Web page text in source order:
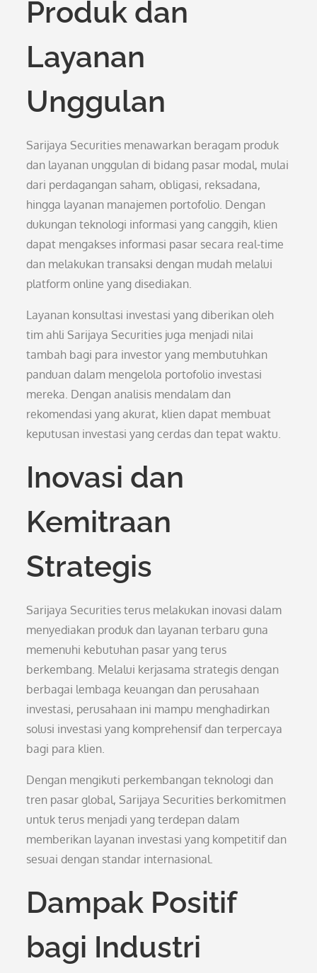
Produk dan
Layanan
Unggulan
Sarijaya Securities menawarkan beragam produk
dan layanan unggulan di bidang pasar modal, mulai
dari perdagangan saham, obligasi, reksadana,
hingga layanan manajemen portofolio. Dengan
dukungan teknologi informasi yang canggih, klien
dapat mengakses informasi pasar secara real-time
dan melakukan transaksi dengan mudah melalui
platform online yang disediakan.
Layanan konsultasi investasi yang diberikan oleh
tim ahli Sarijaya Securities juga menjadi nilai
tambah bagi para investor yang membutuhkan
panduan dalam mengelola portofolio investasi
mereka. Dengan analisis mendalam dan
rekomendasi yang akurat, klien dapat membuat
keputusan investasi yang cerdas dan tepat waktu.
Inovasi dan
Kemitraan
Strategis
Sarijaya Securities terus melakukan inovasi dalam
menyediakan produk dan layanan terbaru guna
memenuhi kebutuhan pasar yang terus
berkembang. Melalui kerjasama strategis dengan
berbagai lembaga keuangan dan perusahaan
investasi, perusahaan ini mampu menghadirkan
solusi investasi yang komprehensif dan terpercaya
bagi para klien.
Dengan mengikuti perkembangan teknologi dan
tren pasar global, Sarijaya Securities berkomitmen
untuk terus menjadi yang terdepan dalam
memberikan layanan investasi yang kompetitif dan
sesuai dengan standar internasional.
Dampak Positif
bagi Industri